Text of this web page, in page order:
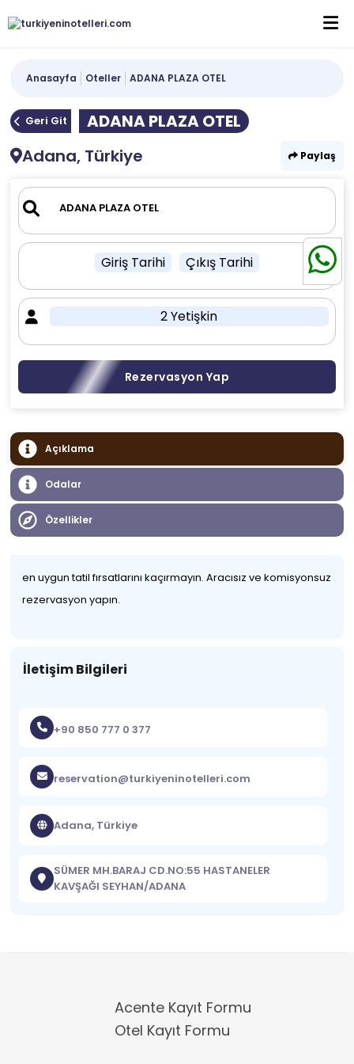
Anasayfa Oteller ADANA PLAZA OTEL
Geri Git
ADANA PLAZA OTEL
Adana, Türkiye
Paylaş
Giriş Tarihi Çıkış Tarihi
2 Yetişkin
Rezervasyon Yap
Açıklama
Odalar
Özellikler
en uygun tatil fırsatlarını kaçırmayın. Aracısız ve komisyonsuz
rezervasyon yapın.
İletişim Bilgileri
+90 850 777 0 377
reservation@turkiyeninotelleri.com
Adana, Türkiye
SÜMER MH.BARAJ CD.NO:55 HASTANELER
KAVŞAĞI SEYHAN/ADANA
Acente Kayıt Formu
Otel Kayıt Formu